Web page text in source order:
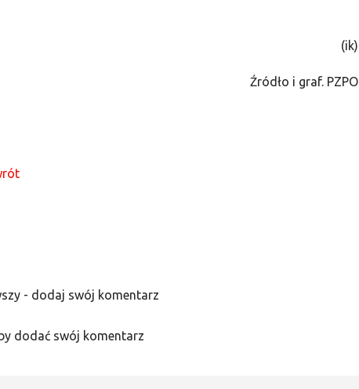
(ik)
Źródło i graf. PZPO
- dodaj swój komentarz
dodać swój komentarz